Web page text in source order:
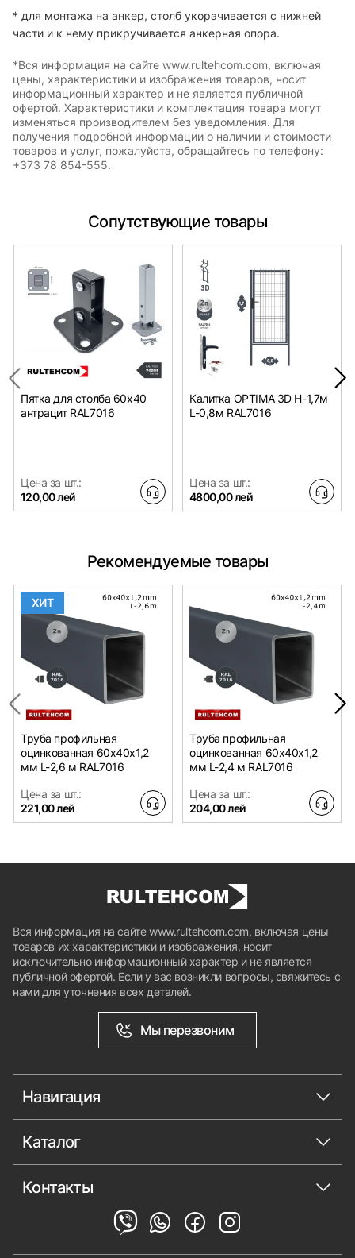
* для монтажа на анкер, столб укорачивается с нижней
части и к нему прикручивается анкерная опора.
*Вся информация на сайте www.rultehcom.com, включая
цены, характеристики и изображения товаров, носит
информационный характер и не является публичной
офертой. Характеристики и комплектация товара могут
изменяться производителем без уведомления. Для
получения подробной информации о наличии и стоимости
товаров и услуг, пожалуйста, обращайтесь по телефону:
+373 78 854-555.
Сопутствующие товары
Пятка для столба 60x40
антрацит RAL7016
Цена за шт.:
120,00 лей
Калитка OPTIMA 3D H-1,7м
L-0,8м RAL7016
Цена за шт.:
4800,00 лей
Рекомендуемые товары
ХИТ
Труба профильная
оцинкованная 60х40x1,2
мм L-2,6 м RAL7016
Цена за шт.:
221,00 лей
Труба профильная
оцинкованная 60х40x1,2
мм L-2,4 м RAL7016
Цена за шт.:
204,00 лей
Вся информация на сайте www.rultehcom.com, включая цены
товаров их характеристики и изображения, носит
исключительно информационный характер и не является
публичной офертой. Если у вас возникли вопросы, свяжитесь с
нами для уточнения всех деталей.
Мы перезвоним
Навигация
Каталог
Контакты